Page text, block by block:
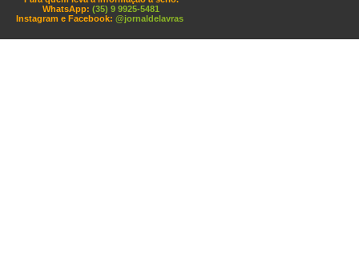
WhatsApp: (35) 9 9925-5481
Instagram e Facebook: @jornaldelavras